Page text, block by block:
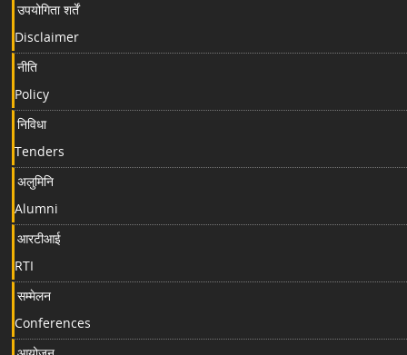
उपयोगिता शर्तें
Disclaimer
नीति
Policy
निविधा
Tenders
अलुमिनि
Alumni
आरटीआई
RTI
सम्मेलन
Conferences